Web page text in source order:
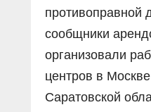
противоправной
сообщники
организовали
центров в
Саратовской